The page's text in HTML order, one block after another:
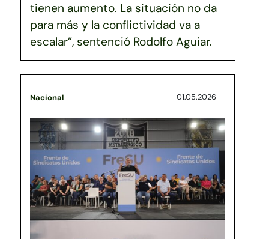
tienen aumento. La situación no da
para más y la conflictividad va a
escalar”, sentenció Rodolfo Aguiar.
Nacional 01.05.2026